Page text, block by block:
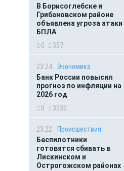
В Борисоглебске и
Грибановском районе
объявлена угроза атаки
БПЛА
0
357
23:24
Экономика
Банк России повысил
прогноз по инфляции на
2026 год
0
3535
23:22
Происшествия
Беспилотники
готовятся сбивать в
Лискинском и
Острогожском районах